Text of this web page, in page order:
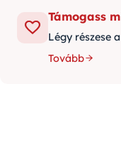
Támogass
Légy részese
Tovább